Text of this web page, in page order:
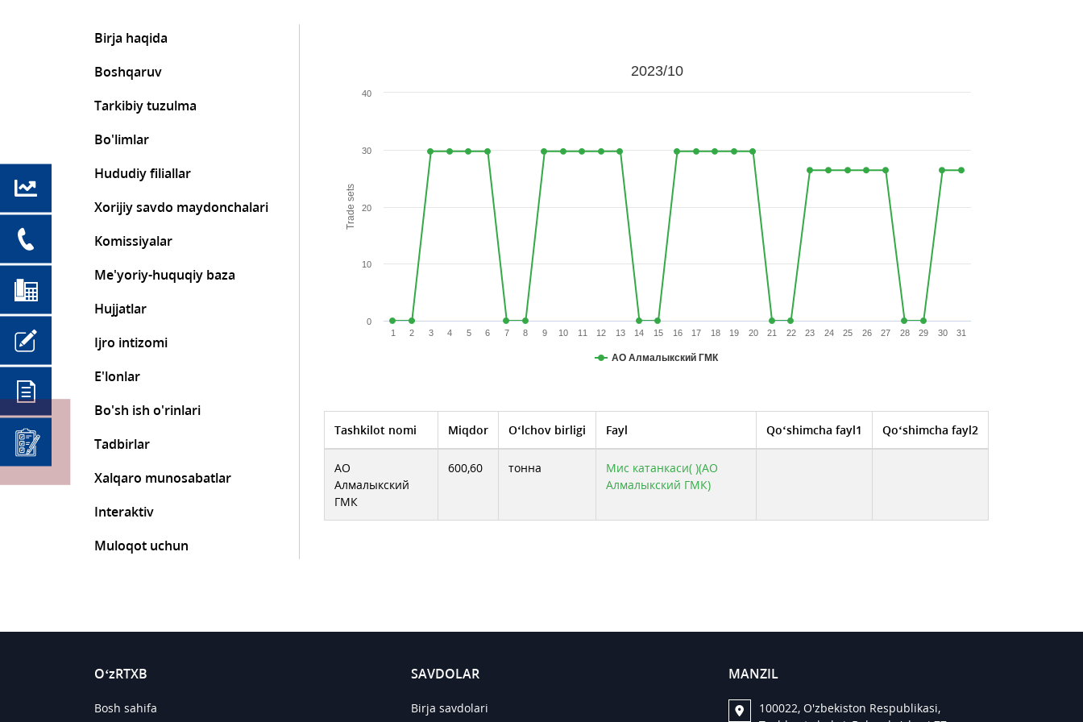
Birja haqida
Boshqaruv
Tarkibiy tuzulma
Bo'limlar
Hududiy filiallar
Xorijiy savdo maydonchalari
Komissiyalar
Me'yoriy-huquqiy baza
Hujjatlar
Ijro intizomi
E'lonlar
Bo'sh ish o'rinlari
Tadbirlar
Xalqaro munosabatlar
Interaktiv
Muloqot uchun
Trade sets
2023/10
АО Алмалыкский ГМК
1 2 3 4 5 6 7 8 9 10 11 12 13 14 15 16 17 18 19 20 21 22 23 24 25 26 27 28 29 30 31
0
10
20
30
40
Tashkilot nomi Miqdor O‘lchov birligi Fayl Qo‘shimcha fayl1 Qo‘shimcha fayl2
АО
Алмалыкский
ГМК
600,60 тонна
Мис катанкаси( )(АО
Алмалыкский ГМК)
O‘zRTXB
Bosh sahifa
SAVDOLAR
Birja savdolari
MANZIL
100022, O'zbekiston Respublikasi,